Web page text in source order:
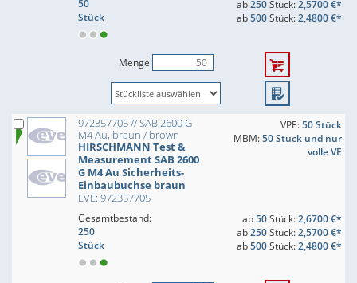
50
Stück
ab250Stück:2,5700 €*
ab500Stück:2,4800 €*
Menge
972357705 // SAB 2600 G
M4 Au, braun / brown
HIRSCHMANN Test &
Measurement SAB 2600
G M4 Au Sicherheits-
Einbaubuchse braun
EVE: 972357705
VPE:50 Stück
MBM:50 Stück und nur
volle VE
Gesamtbestand:
250
Stück
ab50Stück:2,6700 €*
ab250Stück:2,5700 €*
ab500Stück:2,4800 €*